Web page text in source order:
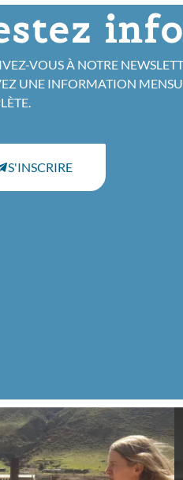
VOUS À NOTRE
UNE INFORMATION
S'INSCRIRE